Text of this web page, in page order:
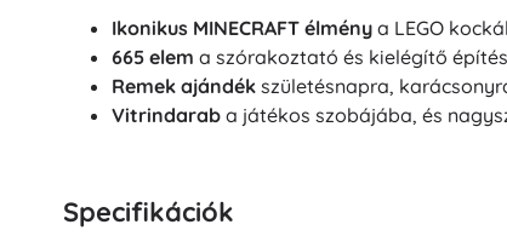
Vidiyo
Gyerekszoba
Dekorációk
Éjszakai fények és vetítők
Tárolóhely
+Mutasson többet
Ikonikus MINECRAFT élmény a LEGO
665 elem a szórakoztató és kielégítő
Remek ajándék születésnapra,
Vitrindarab a játékos szobájába, és
Specifikációk